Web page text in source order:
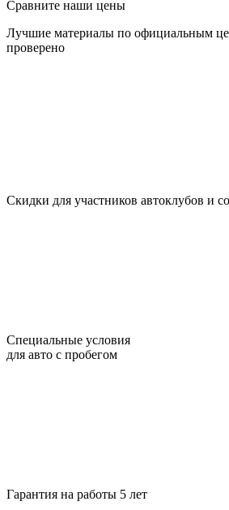
Сравните наши цены
Лучшие материалы по официальным
проверено
Скидки для участников автоклубов и
Специальные условия
для авто с пробегом
Гарантия на работы 5 лет